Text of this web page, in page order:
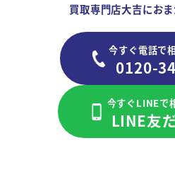
買取専門店大吉におま
今すぐ電話で
0120-
今すぐLINEで
LINE友